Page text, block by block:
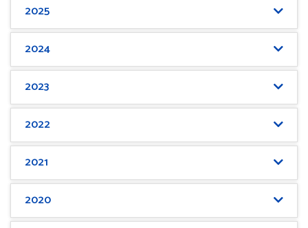
2025
2024
2023
2022
2021
2020